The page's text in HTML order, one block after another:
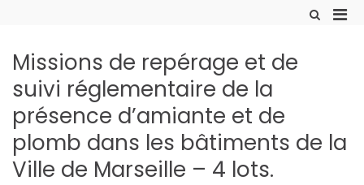
Afficher
Missions de repérage et de
suivi réglementaire de la
présence d’amiante et de
plomb dans les bâtiments de la
Ville de Marseille – 4 lots.